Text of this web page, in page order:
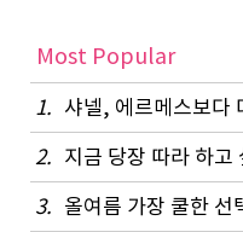
Most Popular
1. 샤넬, 에르메스보다
2. 지금 당장 따라 하고
3. 올여름 가장 쿨한 선